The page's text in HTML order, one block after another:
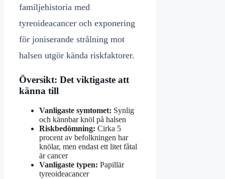
familjehistoria med
tyreoideacancer och exponering
för joniserande strålning mot
halsen utgör kända riskfaktorer.
Översikt: Det viktigaste att
känna till
Vanligaste symtomet: Synlig
och kännbar knöl på halsen
Riskbedömning: Cirka 5
procent av befolkningen har
knölar, men endast ett litet fåtal
är cancer
Vanligaste typen: Papillär
tyreoideacancer